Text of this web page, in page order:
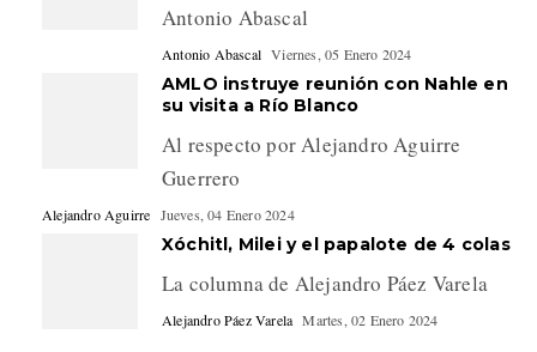
Antonio Abascal
Antonio Abascal Viernes, 05 Enero 2024
AMLO instruye reunión con Nahle en
su visita a Río Blanco
Al respecto por Alejandro Aguirre
Guerrero
Alejandro Aguirre Jueves, 04 Enero 2024
Xóchitl, Milei y el papalote de 4 colas
La columna de Alejandro Páez Varela
Alejandro Páez Varela Martes, 02 Enero 2024